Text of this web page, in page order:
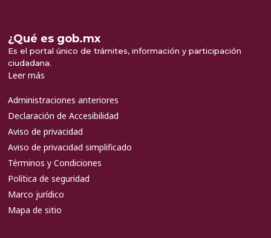
¿Qué es gob.mx
Es el portal único de trámites, información y participación
ciudadana.
Leer más
Administraciones anteriores
Declaración de Accesibilidad
Aviso de privacidad
Aviso de privacidad simplificado
Términos y Condiciones
Política de seguridad
Marco jurídico
Mapa de sitio